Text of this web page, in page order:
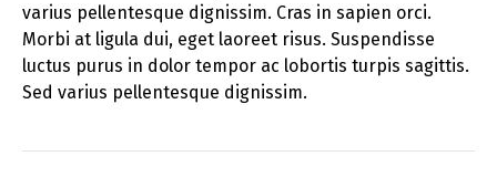
varius pellentesque dignissim. Cras in sapien orci.
Morbi at ligula dui, eget laoreet risus. Suspendisse
luctus purus in dolor tempor ac lobortis turpis sagittis.
Sed varius pellentesque dignissim.